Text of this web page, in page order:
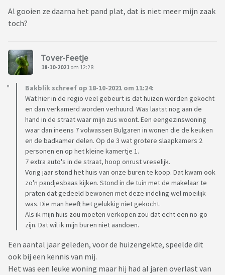
Al gooien ze daarna het pand plat, dat is niet meer mijn zaak
toch?
Tover-Feetje
18-10-2021 om 12:28
Bakblik schreef op 18-10-2021 om 11:24:
Wat hier in de regio veel gebeurt is dat huizen worden gekocht
en dan verkamerd worden verhuurd. Was laatst nog aan de
hand in de straat waar mijn zus woont. Een eengezinswoning
waar dan ineens 7 volwassen Bulgaren in wonen die de keuken
en de badkamer delen. Op de 3 wat grotere slaapkamers 2
personen en op het kleine kamertje 1.
7 extra auto's in de straat, hoop onrust vreselijk.
Vorig jaar stond het huis van onze buren te koop. Dat kwam ook
zo'n pandjesbaas kijken. Stond in de tuin met de makelaar te
praten dat gedeeld bewonen met deze indeling wel moeilijk
was. Die man heeft het gelukkig niet gekocht.
Als ik mijn huis zou moeten verkopen zou dat echt een no-go
zijn. Dat wil ik mijn buren niet aandoen.
Een aantal jaar geleden, voor de huizengekte, speelde dit
ook bij een kennis van mij.
Het was een leuke woning maar hij had al jaren overlast van